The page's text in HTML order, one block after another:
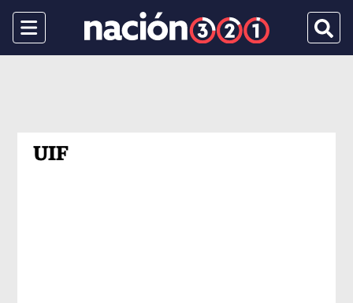
Menu
UIF